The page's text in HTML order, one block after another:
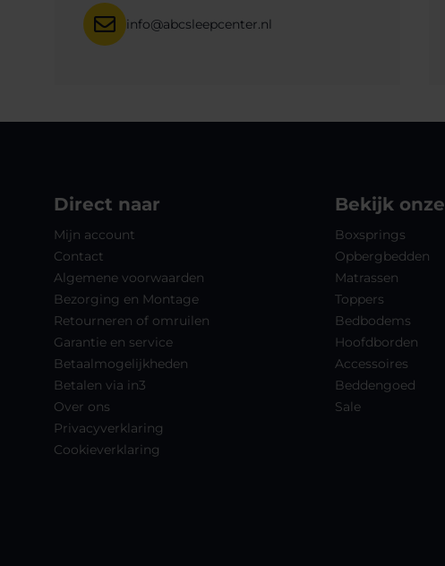
info@abcsleepcenter.nl
Direct naar
Mijn account
Contact
Algemene voorwaarden
Bezorging en Montage
Retourneren of omruilen
Garantie en service
Betaalmogelijkheden
Betalen via in3
Over ons
Privacyverklaring
Cookieverklaring
Bekijk onze
Boxsprings
Opbergbedden
Matrassen
Toppers
Bedbodems
Hoofdborden
Accessoires
Beddengoed
Sale